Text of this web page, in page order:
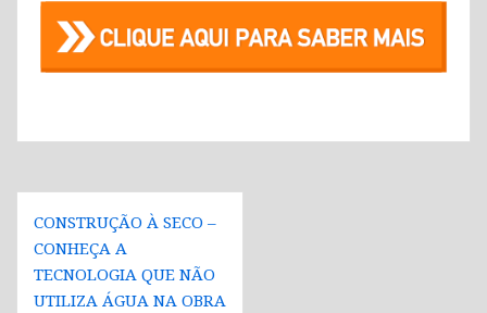
Navegação
de
Post
CONSTRUÇÃO À SECO –
CONHEÇA A
TECNOLOGIA QUE NÃO
UTILIZA ÁGUA NA OBRA